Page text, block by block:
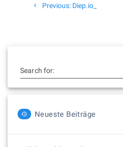
Previous: Previous
Diep.io_
Search for:
Neueste Beiträge